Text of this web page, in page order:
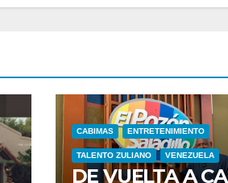
CABIMAS ENTRETENIMIENTO
TALENTO ZULIANO VENEZUELA
DE VUELTA A